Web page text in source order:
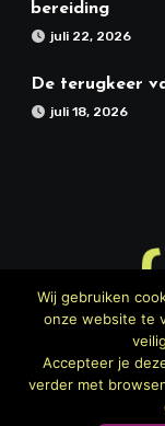
bereiding
juli 22, 2026
De terugkeer
juli 18, 2026
Wij gebruiken
onze website te
Accepteer je
verder met